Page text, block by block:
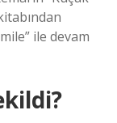
ile devam